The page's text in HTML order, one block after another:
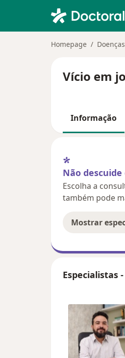
Homepage Doenças
Vício em
Informação
Não
Escolha a
também pode
Mostrar
Especialistas